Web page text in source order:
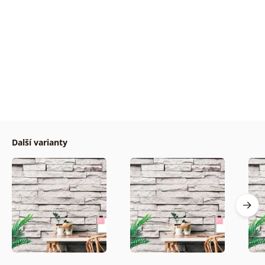
Další varianty